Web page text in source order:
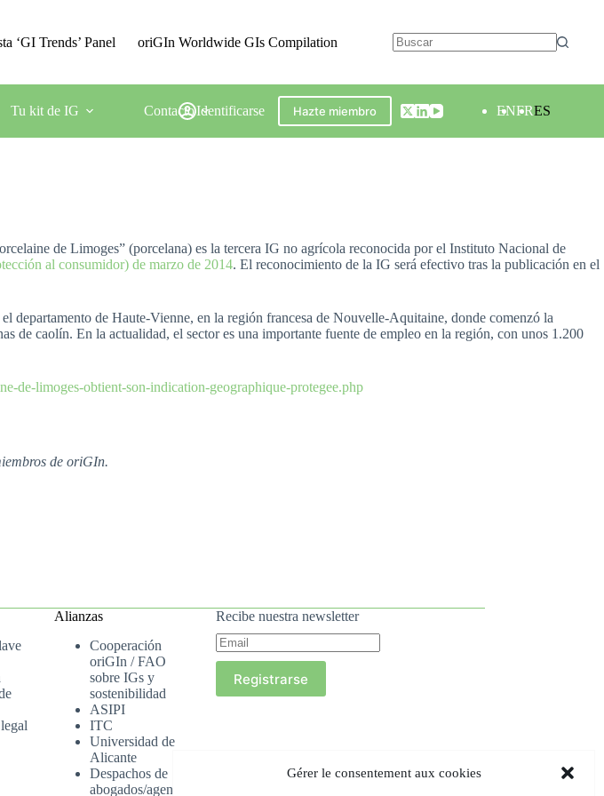
Gérer le consentement aux cookies
‘GI Trends’ Panel oriGIn Worldwide GIs Compilation
Tu kit de IG ContactoIdentificarse Hazte miembro ENFRES
de Limoges” (porcelana) es la tercera IG no agrícola reconocida por el Instituto Nacional de
al consumidor) de marzo de 2014. El reconocimiento de la IG será efectivo tras la publicación en el
departamento de Haute-Vienne, en la región francesa de Nouvelle-Aquitaine, donde comenzó la
de caolín. En la actualidad, el sector es una importante fuente de empleo en la región, con unos 1.200
de-limoges-obtient-son-indication-geographique-protegee.php
de oriGIn.
Alianzas
Cooperación
oriGIn / FAO
sobre IGs y
sostenibilidad
ASIPI
ITC
Universidad de
Alicante
Despachos de
abogados/agenci
Recibe nuestra newsletter
Registrarse